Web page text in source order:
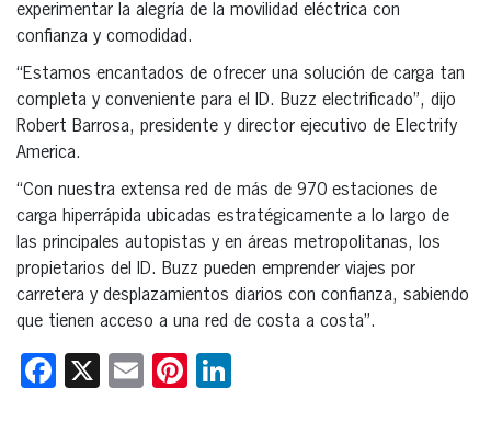
experimentar la alegría de la movilidad eléctrica con
confianza y comodidad.
“Estamos encantados de ofrecer una solución de carga tan
completa y conveniente para el ID. Buzz electrificado”, dijo
Robert Barrosa, presidente y director ejecutivo de Electrify
America.
“Con nuestra extensa red de más de 970 estaciones de
carga hiperrápida ubicadas estratégicamente a lo largo de
las principales autopistas y en áreas metropolitanas, los
propietarios del ID. Buzz pueden emprender viajes por
carretera y desplazamientos diarios con confianza, sabiendo
que tienen acceso a una red de costa a costa”.
Facebook
X EmailPinterest